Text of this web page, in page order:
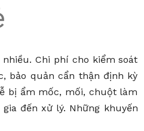
Chi phí cho kiểm soát
bảo quản cẩn thận định kỳ
bị ẩm mốc, mối, chuột làm
đến xử lý. Những khuyến